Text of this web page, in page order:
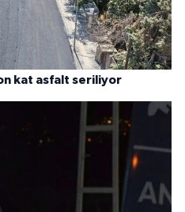
kat asfalt seriliyor